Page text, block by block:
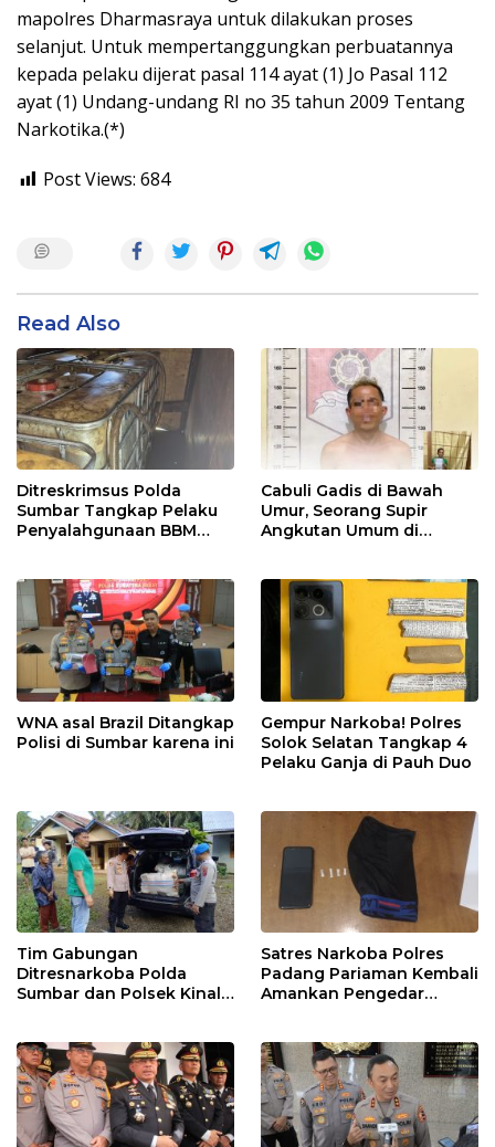
mapolres Dharmasraya untuk dilakukan proses
selanjut. Untuk mempertanggungkan perbuatannya
kepada pelaku dijerat pasal 114 ayat (1) Jo Pasal 112
ayat (1) Undang-undang RI no 35 tahun 2009 Tentang
Narkotika.(*)
Post Views: 684
Read Also
Ditreskrimsus Polda
Sumbar Tangkap Pelaku
Penyalahgunaan BBM
Cabuli Gadis di Bawah
Umur, Seorang Supir
Angkutan Umum di
WNA asal Brazil Ditangkap
Polisi di Sumbar karena ini
Gempur Narkoba! Polres
Solok Selatan Tangkap 4
Pelaku Ganja di Pauh Duo
Tim Gabungan
Ditresnarkoba Polda
Sumbar dan Polsek Kinali
Satres Narkoba Polres
Padang Pariaman Kembali
Amankan Pengedar